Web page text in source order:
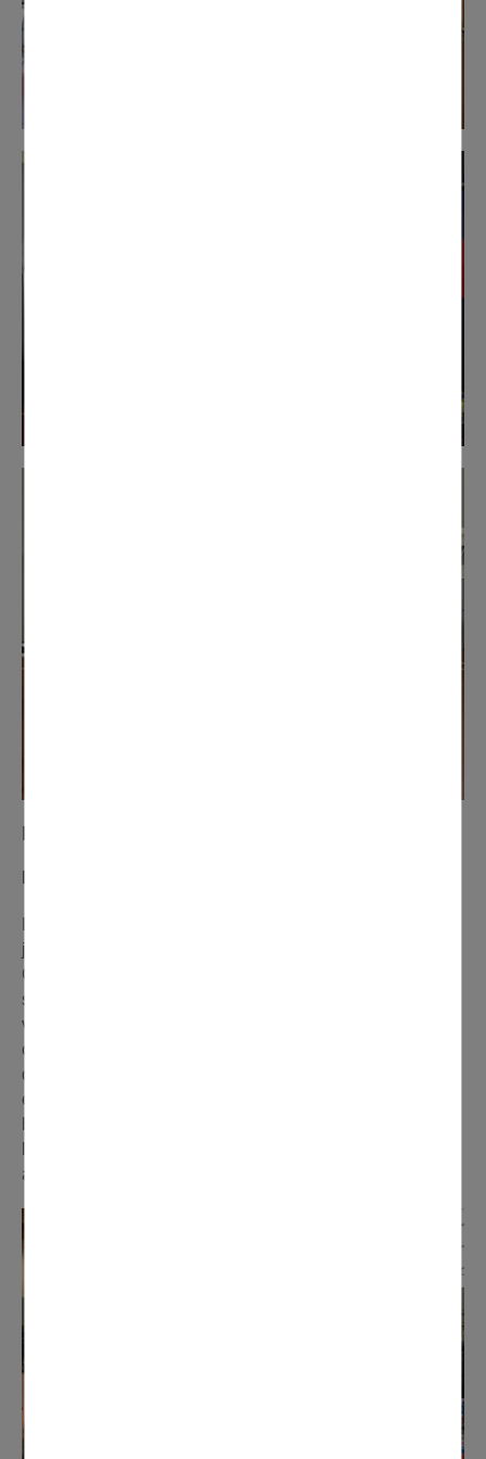
N° 275 février 2022
jouet de collection et de la bande dessinée au gymnase
Charles de Gaulle. Cette 15e édition a rencontré un vif
succès avec plus de 700 visiteurs
venus de toute l’Île-de-France. Chineurs et
collectionneurs ont pu dénicher des pièces rares auprès
de la soixantaine d’exposants. L’ambiance conviviale
était comme toujours de mise. Bravo et merci aux
apprécié par les passionnés.